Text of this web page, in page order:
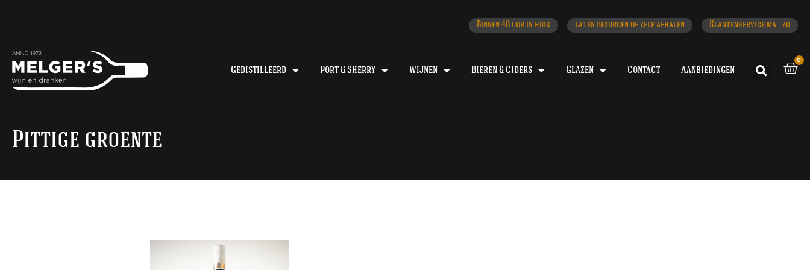
Binnen 48 uur in huis laten bezorgen of zelf afhalen Klantenservice ma - zo
Gedistilleerd Port & Sherry Wijnen Bieren & Ciders Glazen Contact Aanbiedingen
0
Pittige groente